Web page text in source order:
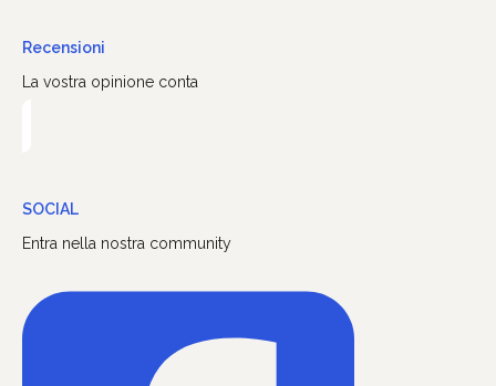
Recensioni
La vostra opinione conta
SOCIAL
Entra nella nostra community